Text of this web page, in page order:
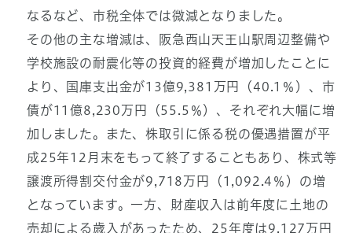
なるなど、市税全体では微減となりました。
その他の主な増減は、阪急西山天王山駅周辺整備や
学校施設の耐震化等の投資的経費が増加したことに
より、国庫支出金が13億9,381万円（40.1％）、市
債が11億8,230万円（55.5％）、それぞれ大幅に増
加しました。また、株取引に係る税の優遇措置が平
成25年12月末をもって終了することもあり、株式等
譲渡所得割交付金が9,718万円（1,092.4％）の増
となっています。一方、財産収入は前年度に土地の
売却による歳入があったため、25年度は9,127万円